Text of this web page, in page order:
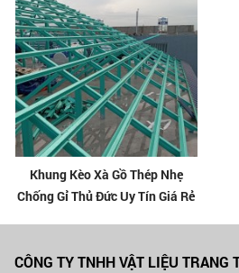
Khung Kèo Xà Gồ Thép Nhẹ
Chống Gỉ Thủ Đức Uy Tín Giá Rẻ
CÔNG TY TNHH VẬT LIỆU TRANG